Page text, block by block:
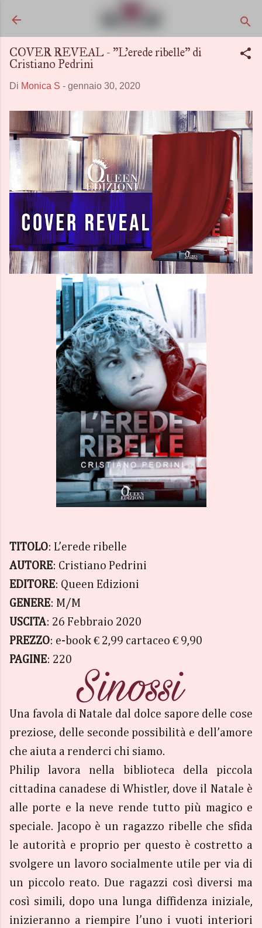
COVER REVEAL - "L’erede ribelle" di
Cristiano Pedrini
Di Monica S - gennaio 30, 2020
TITOLO: L’erede ribelle
AUTORE: Cristiano Pedrini
EDITORE: Queen Edizioni
GENERE: M/M
USCITA: 26 Febbraio 2020
PREZZO: e-book € 2,99 cartaceo € 9,90
PAGINE: 220
Una favola di Natale dal dolce sapore delle cose
preziose, delle seconde possibilità e dell’amore
che aiuta a renderci chi siamo.
Philip lavora nella biblioteca della piccola
cittadina canadese di Whistler, dove il Natale è
alle porte e la neve rende tutto più magico e
speciale. Jacopo è un ragazzo ribelle che sfida
le autorità e proprio per questo è costretto a
svolgere un lavoro socialmente utile per via di
un piccolo reato. Due ragazzi così diversi ma
così simili, dopo una lunga diffidenza iniziale,
inizieranno a riempire l’uno i vuoti interiori